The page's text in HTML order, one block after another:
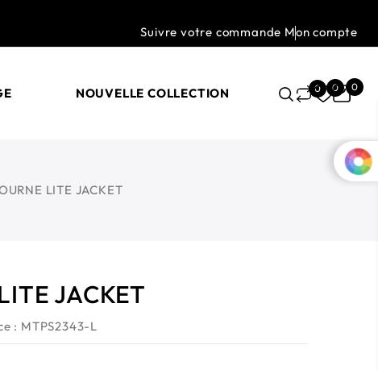
Suivre votre commande Mon compte
NOUVELLE COLLECTION 0 0 0
LITE JACKET
JACKET
: MTPS2343-L